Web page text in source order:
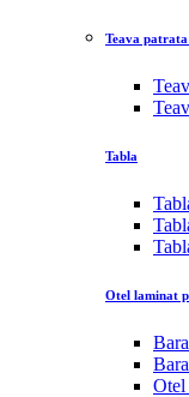
Teava
Tabla
Otel laminat
Otel